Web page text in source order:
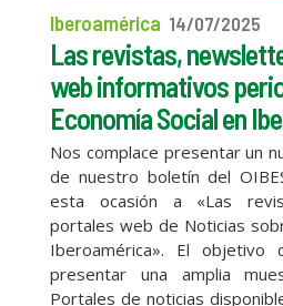
Iberoamérica 14/07/2025
Las revistas,
web informativos
Economía Social en
Nos complace presentar un
de nuestro boletín del
esta ocasión a «Las
portales web de Noticias
Iberoamérica». El
presentar una amplia
Portales de noticias